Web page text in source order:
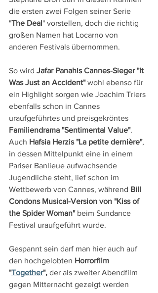
die ersten zwei Folgen seiner Serie
"The Deal" vorstellen, doch die richtig
großen Namen hat Locarno von
anderen Festivals übernommen.
So wird Jafar Panahis Cannes-Sieger "It
Was Just an Accident" wohl ebenso für
ein Highlight sorgen wie Joachim Triers
ebenfalls schon in Cannes
uraufgeführtes und preisgekröntes
Familiendrama "Sentimental Value".
Auch Hafsia Herzis "La petite dernière",
in dessen Mittelpunkt eine in einem
Pariser Banlieue aufwachsende
Jugendliche steht, lief schon im
Wettbewerb von Cannes, während Bill
Condons Musical-Version von "Kiss of
the Spider Woman" beim Sundance
Festival uraufgeführt wurde.
Gespannt sein darf man hier auch auf
den hochgelobten Horrorfilm
"Together", der als zweiter Abendfilm
gegen Mitternacht gezeigt werden